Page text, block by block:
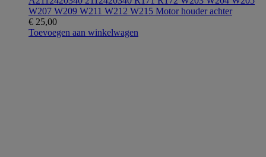
W207 W209 W211 W212 W215 Motor houder achter
€ 25,00
Toevoegen aan winkelwagen